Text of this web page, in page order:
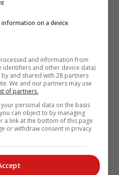
kategorieë plaas.
21, seniors, meesters, groot
Die Eden o/16-span het
Noble en Rossouw is
hengelklub.
on a device
and information from
identifiers and other device data)
and shared with 28 partners
We and our partners may use
of partners.
personal data on the basis
can object to by managing
a link at the bottom of this page
or withdraw consent in privacy